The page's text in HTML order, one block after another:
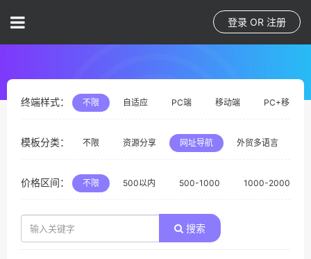
登录 OR 注册
终端样式： 不限 自适应 PC端 移动端 PC+移动端
模板分类： 不限 资源分享 网址导航 外贸多语言
价格区间： 不限 500以内 500-1000 1000-2000
搜索